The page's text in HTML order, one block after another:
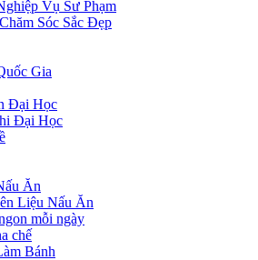
Vụ Sư Phạm
Sóc Sắc Đẹp
Gia
Đại Học
Đại Học
Ăn
Liệu Nấu Ăn
mỗi ngày
chế
Bánh